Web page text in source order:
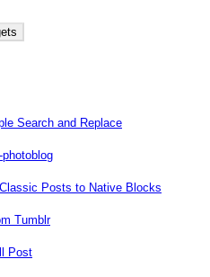
Search and Replace
Posts to Native Blocks
Tumblr
Post